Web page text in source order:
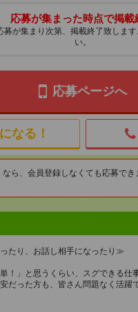
応募が集まった時点で掲載
募が集まり次第、掲載終了致しま
い。
応募ページへ
なる！
なら、会員登録しなくても応募でき
たり、お話し相手になったり≫
単！」と思うくらい、スグできる仕
だった方も、皆さん問題なく活躍